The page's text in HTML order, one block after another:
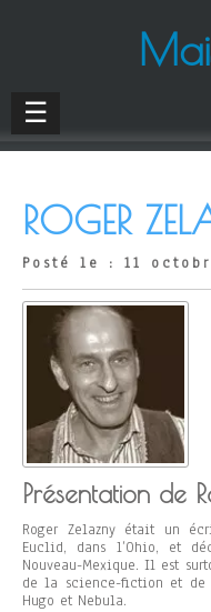
☰
ROGER
Posté le : 11
Présentation de
Roger Zelazny était un
Euclid, dans l’Ohio, et
Nouveau-Mexique. Il est
de la science-fiction et de
Hugo et Nebula.